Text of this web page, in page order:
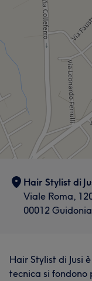
Hair Stylist di
Viale Roma,
00012
Hair Stylist di Jusi
tecnica si